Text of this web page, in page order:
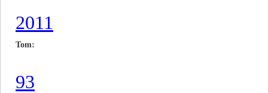
2011
Tom
93